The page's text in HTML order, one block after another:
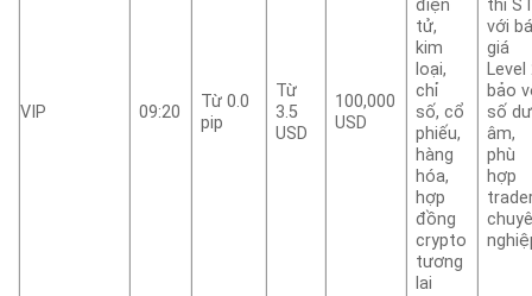
VIP 09:20
Từ 0.0
pip
Từ
3.5
USD
100,000
USD
điện
tử,
kim
loại,
chỉ
số, cổ
phiếu,
hàng
hóa,
hợp
đồng
crypto
tương
lai
thi
với
giá
Level
bảo
số dư
âm,
phù
hợp